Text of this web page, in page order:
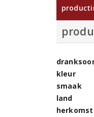
kleur
smaak
land